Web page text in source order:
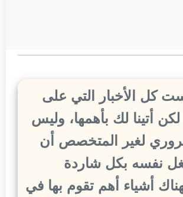
كل الأخبار التي على
أتينا لك بأهمها، وليس
لغير المتخصص أن
نفسه بكل شاردة
أشياء أهم تقوم بها في